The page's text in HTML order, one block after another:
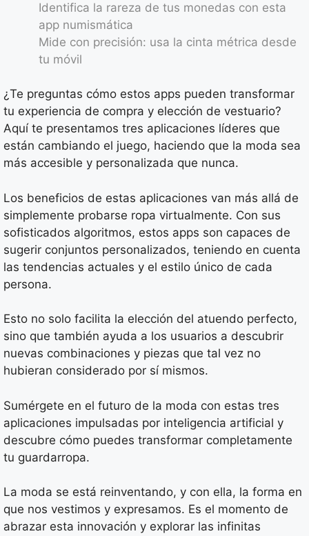
Identifica la rareza de tus monedas con esta
app numismática
Mide con precisión: usa la cinta métrica desde
tu móvil
¿Te preguntas cómo estos apps pueden transformar
tu experiencia de compra y elección de vestuario?
Aquí te presentamos tres aplicaciones líderes que
están cambiando el juego, haciendo que la moda sea
más accesible y personalizada que nunca.
Los beneficios de estas aplicaciones van más allá de
simplemente probarse ropa virtualmente. Con sus
sofisticados algoritmos, estos apps son capaces de
sugerir conjuntos personalizados, teniendo en cuenta
las tendencias actuales y el estilo único de cada
persona.
Esto no solo facilita la elección del atuendo perfecto,
sino que también ayuda a los usuarios a descubrir
nuevas combinaciones y piezas que tal vez no
hubieran considerado por sí mismos.
Sumérgete en el futuro de la moda con estas tres
aplicaciones impulsadas por inteligencia artificial y
descubre cómo puedes transformar completamente
tu guardarropa.
La moda se está reinventando, y con ella, la forma en
que nos vestimos y expresamos. Es el momento de
abrazar esta innovación y explorar las infinitas